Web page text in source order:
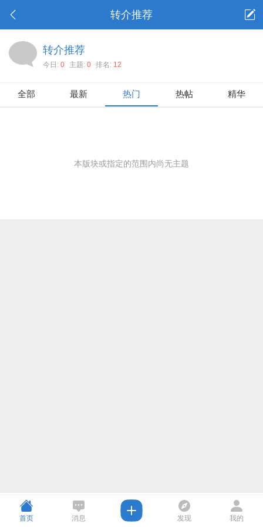
打开
转介推荐
转介推荐
今日: 0 主题: 0 排名: 12
全部 最新 热门 热帖 精华
本版块或指定的范围内尚无主题
首页 消息 发现 我的